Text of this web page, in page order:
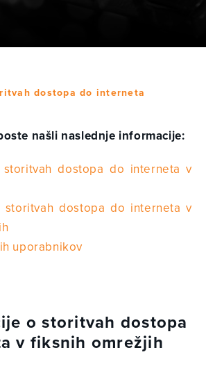
dostopa do interneta
našli naslednje informacije:
dostopa do interneta v
storitvah dostopa do interneta v
uporabnikov
o storitvah dostopa
v fiksnih omrežjih